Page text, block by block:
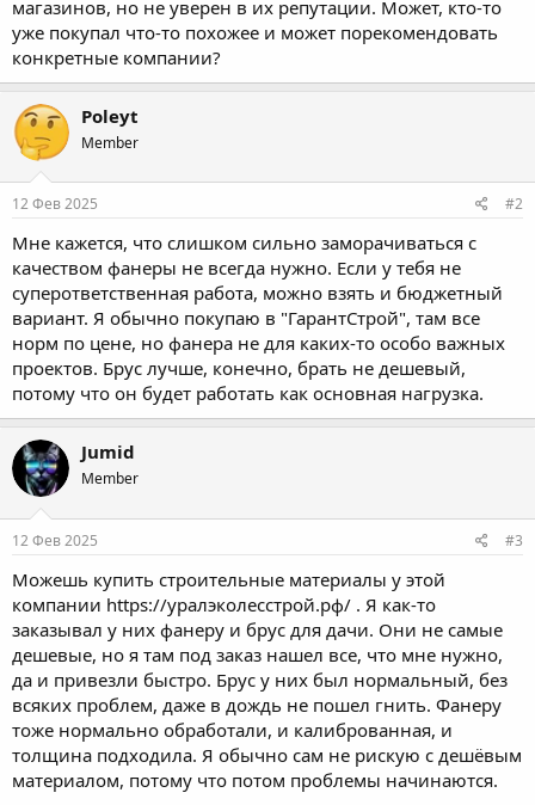
магазинов, но не уверен в их репутации. Может, кто-то
уже покупал что-то похожее и может порекомендовать
конкретные компании?
Poleyt
Member
12 Фев 2025 #2
Мне кажется, что слишком сильно заморачиваться с
качеством фанеры не всегда нужно. Если у тебя не
суперответственная работа, можно взять и бюджетный
вариант. Я обычно покупаю в "ГарантСтрой", там все
норм по цене, но фанера не для каких-то особо важных
проектов. Брус лучше, конечно, брать не дешевый,
потому что он будет работать как основная нагрузка.
Jumid
Member
12 Фев 2025 #3
Можешь купить строительные материалы у этой
компании https://уралэколесстрой.рф/ . Я как-то
заказывал у них фанеру и брус для дачи. Они не самые
дешевые, но я там под заказ нашел все, что мне нужно,
да и привезли быстро. Брус у них был нормальный, без
всяких проблем, даже в дождь не пошел гнить. Фанеру
тоже нормально обработали, и калиброванная, и
толщина подходила. Я обычно сам не рискую с дешёвым
материалом, потому что потом проблемы начинаются.